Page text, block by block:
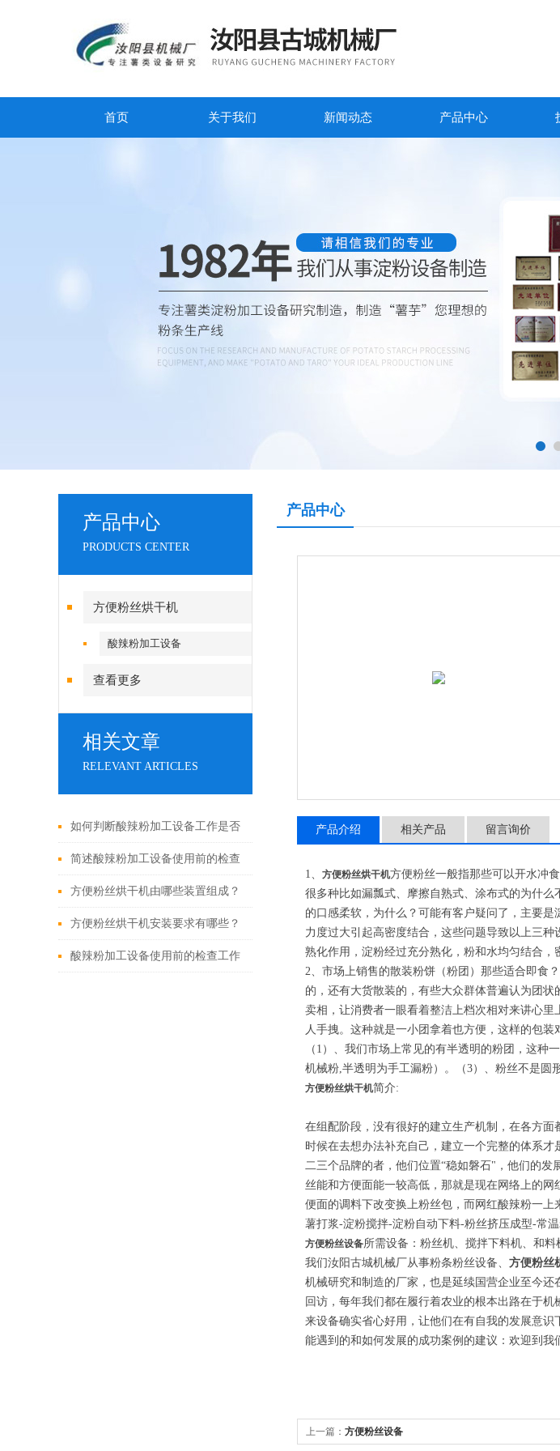
首页 关于我们 新闻动态 产品中心
产品中心
PRODUCTS CENTER
方便粉丝烘干机
酸辣粉加工设备
查看更多
相关文章
RELEVANT ARTICLES
如何判断酸辣粉加工设备工作是否
安全？
简述酸辣粉加工设备使用前的检查
工作
方便粉丝烘干机由哪些装置组成？
方便粉丝烘干机安装要求有哪些？
酸辣粉加工设备使用前的检查工作
产品中心
产品介绍 相关产品 留言询价
1、 方便粉丝烘干机方便粉丝一般指那些可以开水冲
很多种比如漏瓢式、摩擦自熟式、涂布式的为什
的口感柔软，为什么？可能有客户疑问了，主要
力度过大引起高密度结合，这些问题导致以上三
熟化作用，淀粉经过充分熟化，粉和水均匀结合，
2、市场上销售的散装粉饼（粉团）那些适合即食
的，还有大货散装的，有些大众群体普遍认为团
卖相，让消费者一眼看着整洁上档次相对来讲心
人手拽。这种就是一小团拿着也方便，这样的包
（1）、我们市场上常见的有半透明的粉团，这
机械粉,半透明为手工漏粉）。（3）、粉丝不是圆
方便粉丝烘干机简介:
在组配阶段，没有很好的建立生产机制，在各方
时候在去想办法补充自己，建立一个完整的体系
二三个品牌的者，他们位置“稳如磐石"，他们的
丝能和方便面能一较高低，那就是现在网络上的
便面的调料下改变换上粉丝包，而网红酸辣粉一
薯打浆-淀粉搅拌-淀粉自动下料-粉丝挤压成型-常
方便粉丝设备所需设备：粉丝机、搅拌下料机、和
我们汝阳古城机械厂从事粉条粉丝设备、 方便粉丝
机械研究和制造的厂家，也是延续国营企业至今
回访，每年我们都在履行着农业的根本出路在于
来设备确实省心好用，让他们在有自我的发展意
能遇到的和如何发展的成功案例的建议：欢迎到我
上一篇： 方便粉丝设备